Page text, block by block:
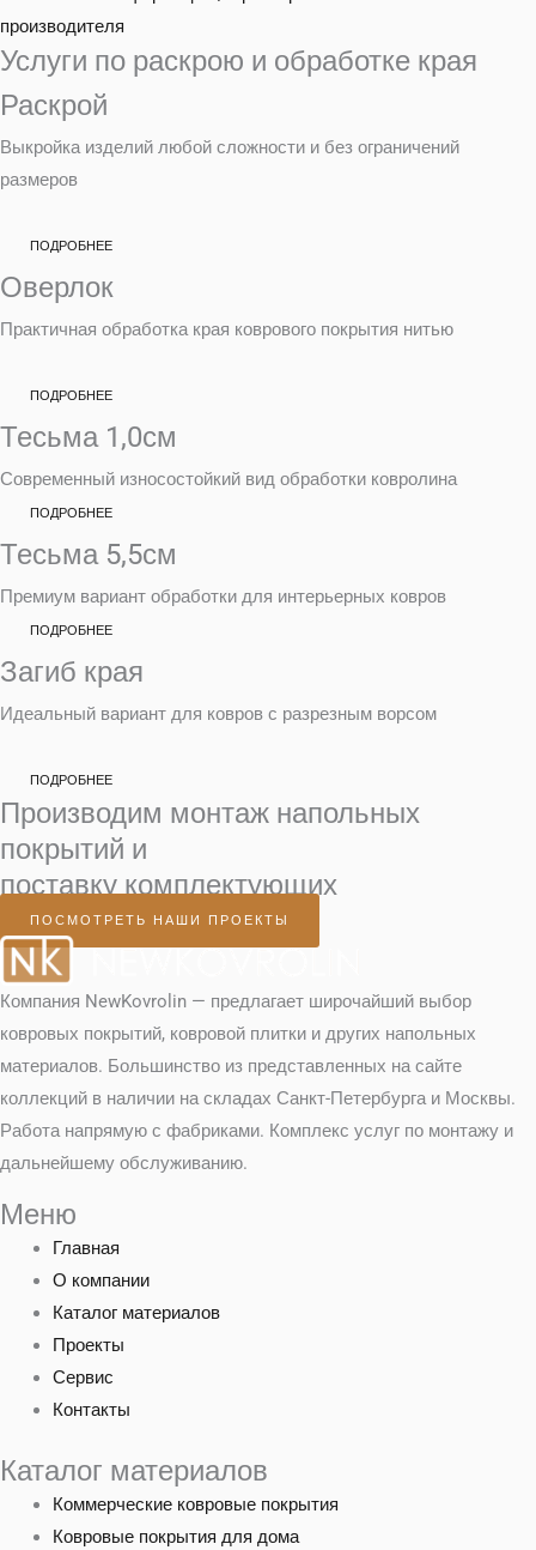
производителя
Услуги по раскрою и обработке края
Раскрой
Выкройка изделий любой сложности и без ограничений
размеров
ПОДРОБНЕЕ
Оверлок
Практичная обработка края коврового покрытия нитью
ПОДРОБНЕЕ
Тесьма 1,0см
Современный износостойкий вид обработки ковролина
ПОДРОБНЕЕ
Тесьма 5,5см
Премиум вариант обработки для интерьерных ковров
ПОДРОБНЕЕ
Загиб края
Идеальный вариант для ковров с разрезным ворсом
ПОДРОБНЕЕ
Производим монтаж напольных
покрытий и
поставку комплектующих
ПОСМОТРЕТЬ НАШИ ПРОЕКТЫ
Компания NewKovrolin — предлагает широчайший выбор
ковровых покрытий, ковровой плитки и других напольных
материалов. Большинство из представленных на сайте
коллекций в наличии на складах Санкт-Петербурга и Москвы.
Работа напрямую с фабриками. Комплекс услуг по монтажу и
дальнейшему обслуживанию.
Меню
Главная
О компании
Каталог материалов
Проекты
Сервис
Контакты
Каталог материалов
Коммерческие ковровые покрытия
Ковровые покрытия для дома